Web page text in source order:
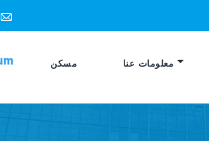

مسكن معلومات عنا